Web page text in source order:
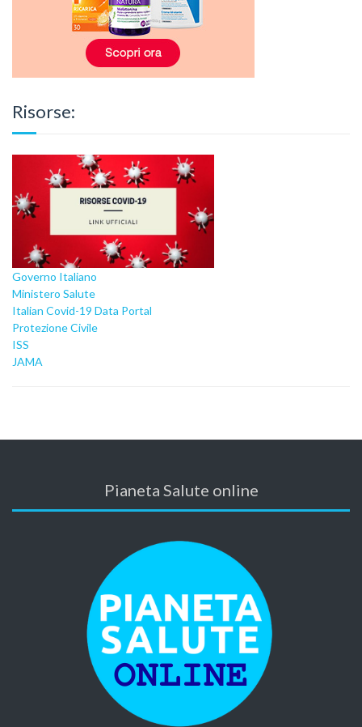
Risorse:
Governo Italiano
Ministero Salute
Italian Covid-19 Data Portal
Protezione Civile
ISS
JAMA
Pianeta Salute online